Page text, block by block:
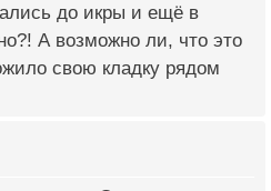
до икры и ещё в
А возможно ли, что это
свою кладку рядом